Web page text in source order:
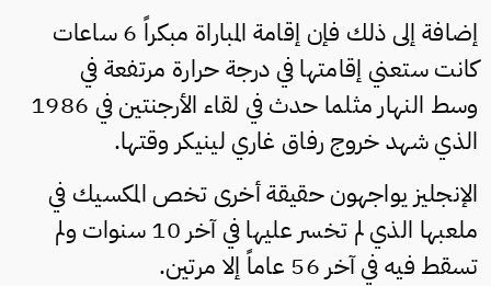
إضافة إلى ذلك فإن إقامة المباراة مبكراً 6 ساعات
كانت ستعني إقامتها في درجة حرارة مرتفعة في
وسط النهار مثلما حدث في لقاء الأرجنتين في 1986
الذي شهد خروج رفاق غاري لينيكر وقتها.
الإنجليز يواجهون حقيقة أخرى تخص المكسيك في
ملعبها الذي لم تخسر عليها في آخر 10 سنوات ولم
تسقط فيه في آخر 56 عاماً إلا مرتين.